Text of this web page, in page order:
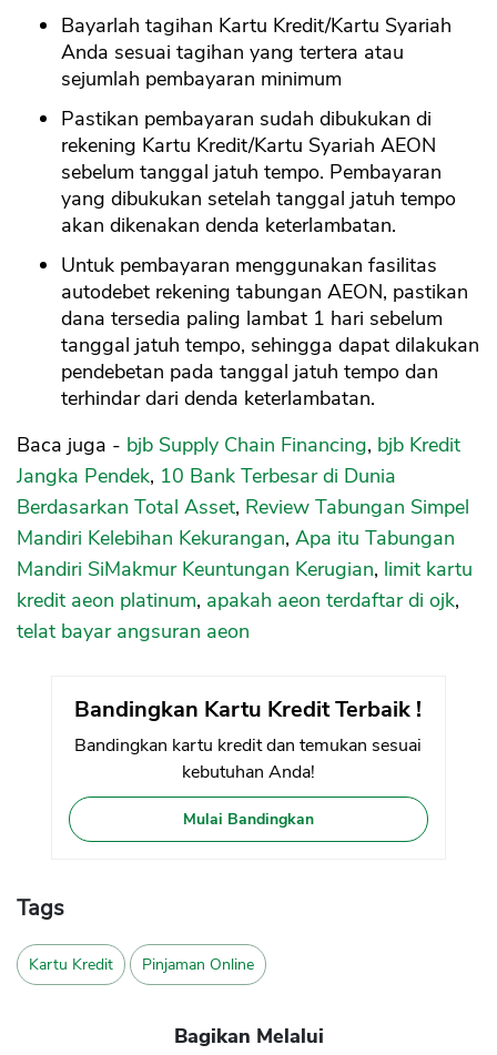
Bayarlah tagihan Kartu Kredit/Kartu Syariah
Anda sesuai tagihan yang tertera atau
sejumlah pembayaran minimum
Pastikan pembayaran sudah dibukukan di
rekening Kartu Kredit/Kartu Syariah AEON
sebelum tanggal jatuh tempo. Pembayaran
yang dibukukan setelah tanggal jatuh tempo
akan dikenakan denda keterlambatan.
Untuk pembayaran menggunakan fasilitas
autodebet rekening tabungan AEON, pastikan
dana tersedia paling lambat 1 hari sebelum
tanggal jatuh tempo, sehingga dapat dilakukan
pendebetan pada tanggal jatuh tempo dan
terhindar dari denda keterlambatan.
Baca juga - bjb Supply Chain Financing, bjb Kredit
Jangka Pendek, 10 Bank Terbesar di Dunia
Berdasarkan Total Asset, Review Tabungan Simpel
Mandiri Kelebihan Kekurangan, Apa itu Tabungan
Mandiri SiMakmur Keuntungan Kerugian, limit kartu
kredit aeon platinum, apakah aeon terdaftar di ojk,
telat bayar angsuran aeon
Bandingkan Kartu Kredit Terbaik !
Bandingkan kartu kredit dan temukan sesuai
kebutuhan Anda!
Mulai Bandingkan
Tags
Kartu Kredit Pinjaman Online
Bagikan Melalui